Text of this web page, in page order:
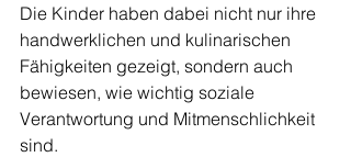
Die Kinder haben dabei nicht nur ihre
handwerklichen und kulinarischen
Fähigkeiten gezeigt, sondern auch
bewiesen, wie wichtig soziale
Verantwortung und Mitmenschlichkeit
sind.